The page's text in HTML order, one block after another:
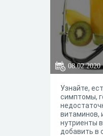
08.02.2020
Узнайте,
симптомы,
витаминов,
нутриенты
добавить в